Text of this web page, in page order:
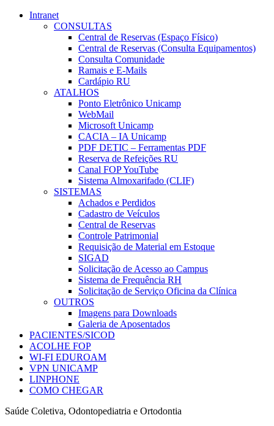
Intranet
CONSULTAS
Central de Reservas (Espaço Físico)
Central de Reservas (Consulta Equipamentos)
Consulta Comunidade
Ramais e E-Mails
Cardápio RU
ATALHOS
Ponto Eletrônico Unicamp
WebMail
Microsoft Unicamp
CACIA – IA Unicamp
PDF DETIC – Ferramentas PDF
Reserva de Refeições RU
Canal FOP YouTube
Sistema Almoxarifado (CLIF)
SISTEMAS
Achados e Perdidos
Cadastro de Veículos
Central de Reservas
Controle Patrimonial
Requisição de Material em Estoque
SIGAD
Solicitação de Acesso ao Campus
Sistema de Frequência RH
Solicitação de Serviço Oficina da Clínica
OUTROS
Imagens para Downloads
Galeria de Aposentados
PACIENTES/SICOD
ACOLHE FOP
WI-FI EDUROAM
VPN UNICAMP
LINPHONE
COMO CHEGAR
Saúde Coletiva, Odontopediatria e Ortodontia